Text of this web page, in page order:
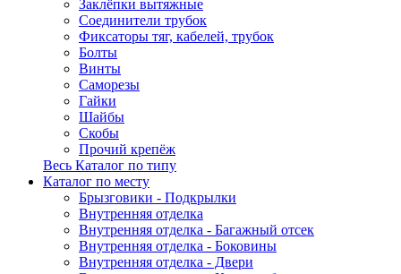
Заклёпки вытяжные
Соединители трубок
Фиксаторы тяг, кабелей, трубок
Болты
Винты
Саморезы
Гайки
Шайбы
Скобы
Прочий крепёж
Весь Каталог по типу
Каталог по месту
Брызговики - Подкрылки
Внутренняя отделка
Внутренняя отделка - Багажный отсек
Внутренняя отделка - Боковины
Внутренняя отделка - Двери